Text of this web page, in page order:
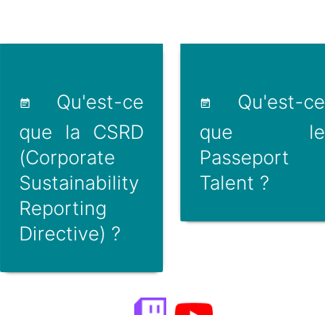
Qu'est-ce
que la CSRD
(Corporate
Sustainability
Reporting
Directive) ?
Qu'est-ce
que le
Passeport
Talent ?